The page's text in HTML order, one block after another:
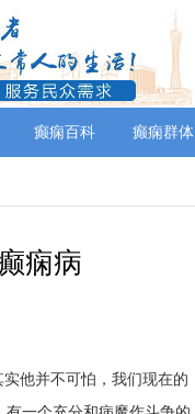
癫痫百科 癫痫群体
痫病
他并不可怕，我们现在的